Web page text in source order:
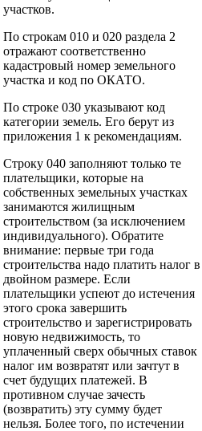
участков.
По строкам 010 и 020 раздела 2
отражают соответственно
кадастровый номер земельного
участка и код по ОКАТО.
По строке 030 указывают код
категории земель. Его берут из
приложения 1 к рекомендациям.
Строку 040 заполняют только те
плательщики, которые на
собственных земельных участках
занимаются жилищным
строительством (за исключением
индивидуального). Обратите
внимание: первые три года
строительства надо платить налог в
двойном размере. Если
плательщики успеют до истечения
этого срока завершить
строительство и зарегистрировать
новую недвижимость, то
уплаченный сверх обычных ставок
налог им возвратят или зачтут в
счет будущих платежей. В
противном случае зачесть
(возвратить) эту сумму будет
нельзя. Более того, по истечении